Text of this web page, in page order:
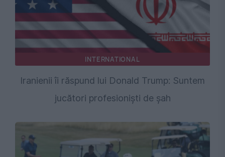
INTERNATIONAL
Iranienii îi răspund lui Donald Trump: Suntem
jucători profesioniști de șah